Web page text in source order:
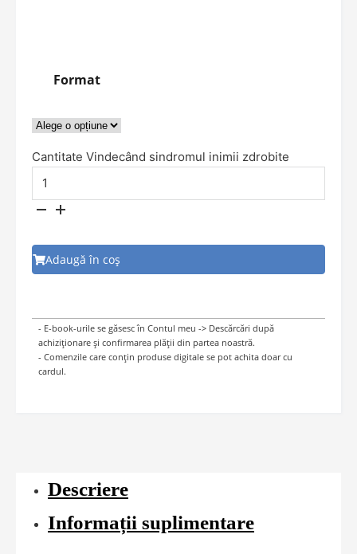
Format
Cantitate Vindecând sindromul inimii zdrobite
Adaugă în coș
- E-book-urile se găsesc în Contul meu -> Descărcări după
achiziționare și confirmarea plății din partea noastră.
- Comenzile care conțin produse digitale se pot achita doar cu
cardul.
Descriere
Informații suplimentare